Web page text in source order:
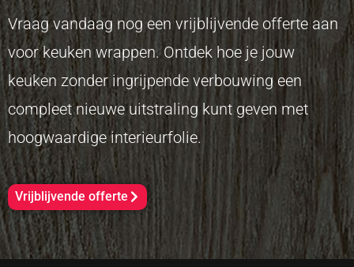
Vraag vandaag nog een vrijblijvende offerte aan
voor keuken wrappen. Ontdek hoe je jouw
keuken zonder ingrijpende verbouwing een
compleet nieuwe uitstraling kunt geven met
hoogwaardige interieurfolie.
Vrijblijvende offerte